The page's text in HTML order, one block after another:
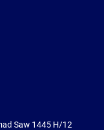
Saw 1445 H/12